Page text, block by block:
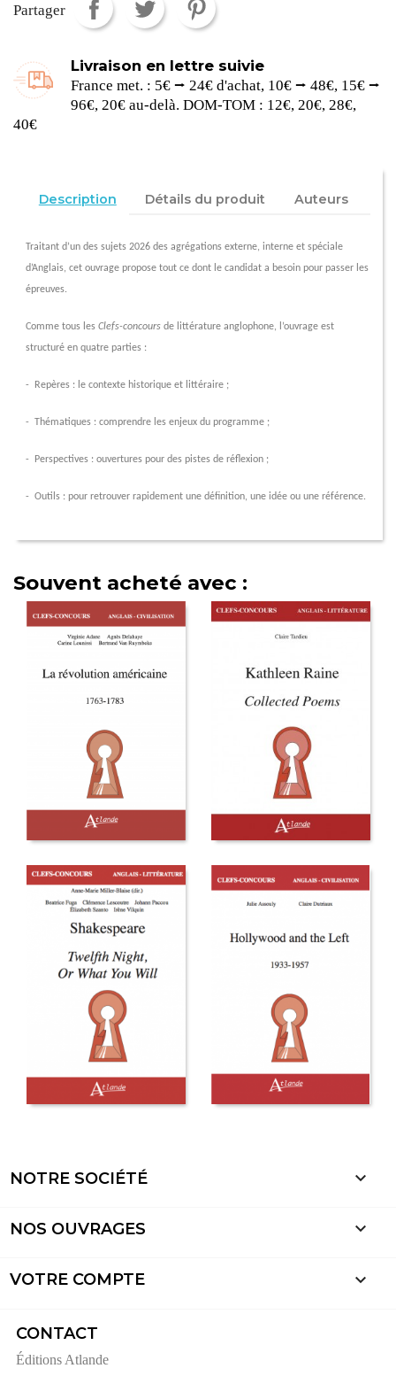
Partager
Livraison en lettre suivie
France met. : 5€ ⭢ 24€ d'achat, 10€ ⭢ 48€, 15€ ⭢
96€, 20€ au-delà. DOM-TOM : 12€, 20€, 28€,
40€
Description Détails du produit Auteurs
Traitant d’un des sujets 2026 des agrégations externe, interne et spéciale
d’Anglais, cet ouvrage proposetout ce dont le candidat a besoin pour passer les
épreuves.
Comme tous lesClefs-concoursde littérature anglophone, l’ouvrage est
structuré en quatre parties :
- Repères : le contexte historique et littéraire ;
- Thématiques : comprendre les enjeux du programme ;
- Perspectives : ouvertures pour des pistes de réflexion ;
- Outils : pour retrouver rapidement une définition, une idée ou une référence.
Souvent acheté avec :
NOTRE SOCIÉTÉ 
NOS OUVRAGES 
VOTRE COMPTE 
CONTACT
Éditions Atlande